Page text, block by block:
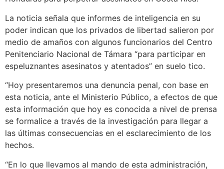
La noticia señala que informes de inteligencia en su
poder indican que los privados de libertad salieron por
medio de amaños con algunos funcionarios del Centro
Penitenciario Nacional de Támara “para participar en
espeluznantes asesinatos y atentados” en suelo tico.
“Hoy presentaremos una denuncia penal, con base en
esta noticia, ante el Ministerio Público, a efectos de que
esta información que hoy es conocida a nivel de prensa
se formalice a través de la investigación para llegar a
las últimas consecuencias en el esclarecimiento de los
hechos.
“En lo que llevamos al mando de esta administración,